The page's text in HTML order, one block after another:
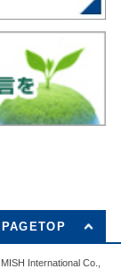
PAGETOP
International Co.,